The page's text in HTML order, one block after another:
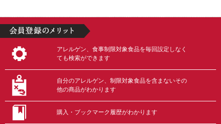
アレルゲン、食事制限対象食品を毎回設定しなく
ても検索ができます
自分のアレルゲン、制限対象食品を含まないその
他の商品がわかります
購入・ブックマーク履歴がわかります